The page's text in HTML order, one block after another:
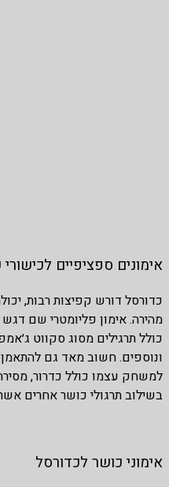
אימונים ספציפיים
כדורסל דורש קפיצות רבות,
מהירה. אימון פליומטרי שם
כולל תרגילים מסוג סקווט
ונוספים. חשוב מאד גם
למשחק עצמו כולל כדרור,
בשילוב תרגולי כושר אחרים
אימוני כושר לכדורסל